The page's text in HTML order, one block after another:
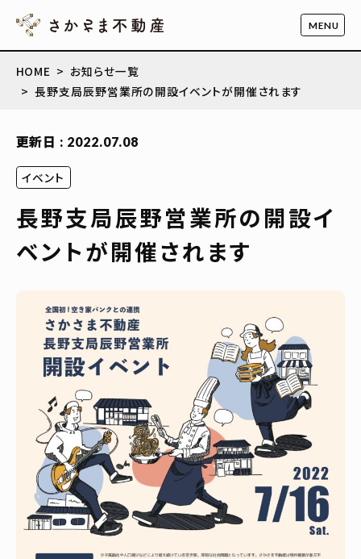
HOME
お知らせ一覧
長野支局辰野営業所の開設イベントが開催されます
更新日 : 2022.07.08
イベント
長野支局辰野営業所の開設イ
ベントが開催されます